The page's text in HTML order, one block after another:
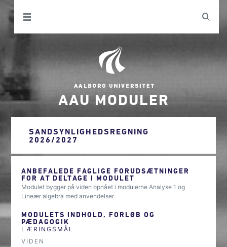
AAU MODULER
SANDSYNLIGHEDSREGNING
2026/2027
ANBEFALEDE FAGLIGE FORUDSÆTNINGER
FOR AT DELTAGE I MODULET
Modulet bygger på viden opnået i modulerne Analyse 1 og
Lineær algebra med anvendelser.
MODULETS INDHOLD, FORLØB OG
PÆDAGOGIK
LÆRINGSMÅL
VIDEN